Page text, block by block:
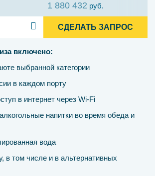
1 880 432 руб.
СДЕЛАТЬ ЗАПРОС
включено:
выбранной категории
в каждом порту
в интернет через Wi-Fi
напитки во время обеда и
вода
в том числе и в альтернативных